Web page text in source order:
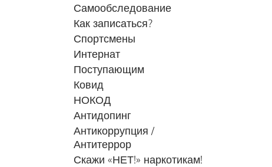
Самообследование
Как записаться?
Спортсмены
Интернат
Поступающим
Ковид
НОКОД
Антидопинг
Антикоррупция /
Антитеррор
Скажи «НЕТ!» наркотикам!